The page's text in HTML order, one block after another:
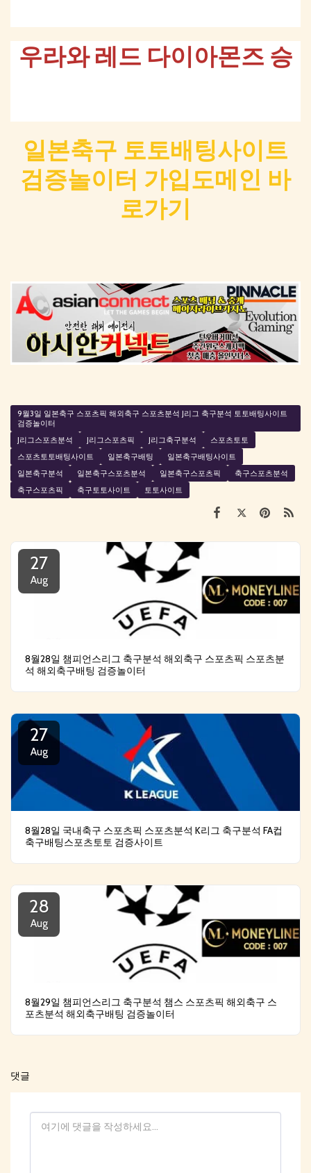
우라와 레드 다이아몬즈 승
일본축구 토토배팅사이트
검증놀이터 가입도메인 바
로가기
9월3일 일본축구 스포츠픽 해외축구 스포츠분석 J리그 축구분석 토토배팅사이트
검증놀이터
J리그스포츠분석
J리그스포츠픽 J리그축구분석
스포츠토토
스포츠토토배팅사이트
일본축구배팅
일본축구배팅사이트
일본축구분석
일본축구스포츠분석 일본축구스포츠픽
축구스포츠분석
축구스포츠픽
축구토토사이트 토토사이트
27
Aug
8월28일 챔피언스리그 축구분석 해외축구 스포츠픽 스포츠분
석 해외축구배팅 검증놀이터
27
Aug
8월28일 국내축구 스포츠픽 스포츠분석 K리그 축구분석 FA컵
축구배팅스포츠토토 검증사이트
28
Aug
8월29일 챔피언스리그 축구분석 챔스 스포츠픽 해외축구 스
포츠분석 해외축구배팅 검증놀이터
댓글